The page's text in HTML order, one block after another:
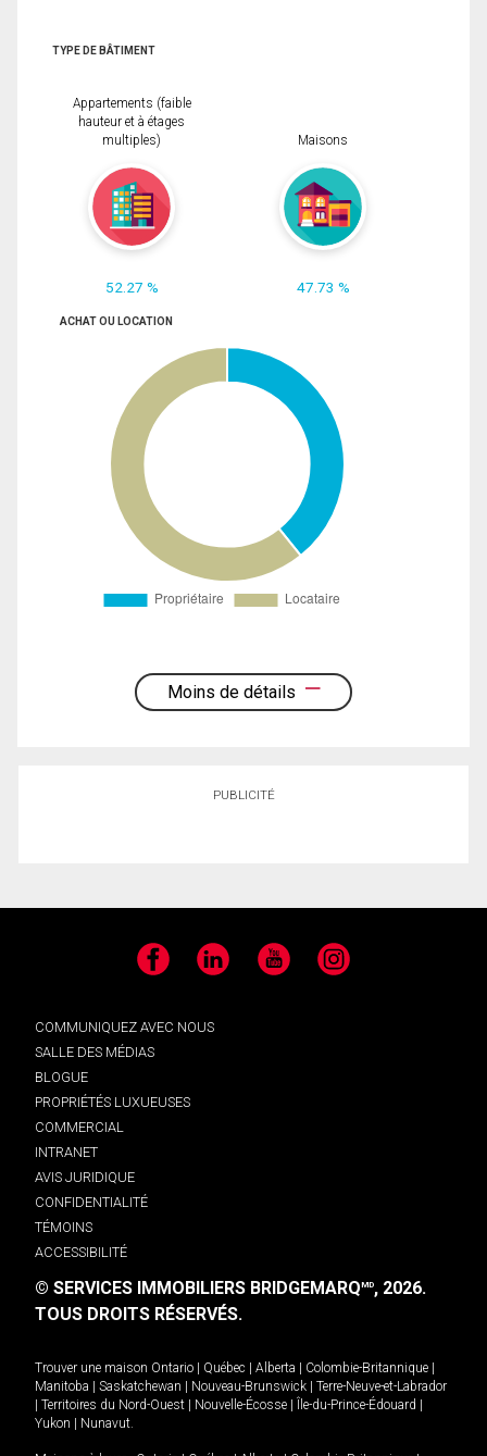
TYPE DE BÂTIMENT
Appartements (faible
hauteur et à étages
multiples)
52.27 %
Maisons
47.73 %
ACHAT OU LOCATION
Moins de détails
PUBLICITÉ
Facebook LinkedIn YouTube Instagram
COMMUNIQUEZ AVEC NOUS
SALLE DES MÉDIAS
BLOGUE
PROPRIÉTÉS LUXUEUSES
COMMERCIAL
INTRANET
AVIS JURIDIQUE
CONFIDENTIALITÉ
TÉMOINS
ACCESSIBILITÉ
© SERVICES IMMOBILIERS BRIDGEMARQMD, 2026.
TOUS DROITS RÉSERVÉS.
Trouver une maison Ontario Québec Alberta Colombie-Britannique
Manitoba
Saskatchewan Nouveau-Brunswick
Terre-Neuve-et-Labrador
Territoires du Nord-Ouest Nouvelle-Écosse Île-du-Prince-Édouard
Yukon
Nunavut.